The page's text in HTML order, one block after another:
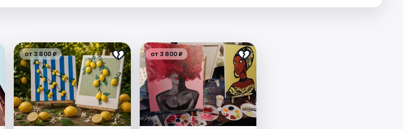
от 3 800 ₽ от 3 800 ₽